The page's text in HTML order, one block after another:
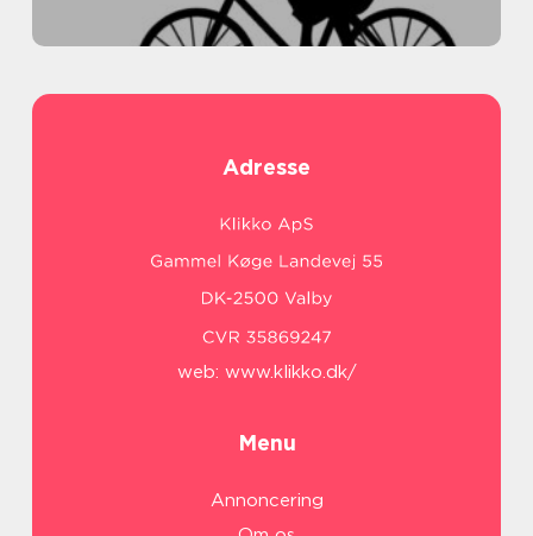
Adresse
web: www.klikko.dk/
Menu
Annoncering